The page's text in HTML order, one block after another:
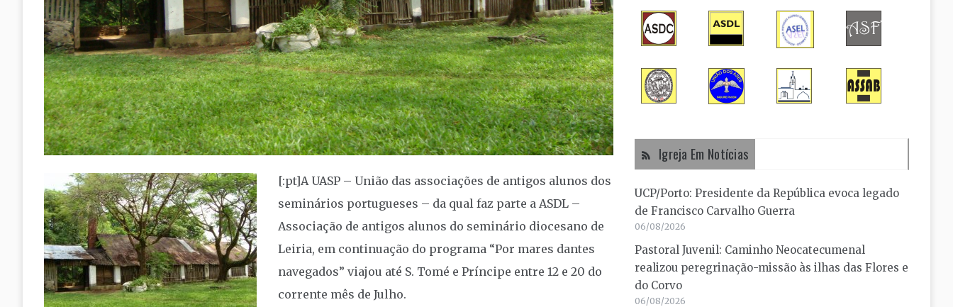
[:pt]A UASP – União das associações de antigos alunos dos
seminários portugueses – da qual faz parte a ASDL –
Associação de antigos alunos do seminário diocesano de
Leiria, em continuação do programa “Por mares dantes
navegados” viajou até S. Tomé e Príncipe entre 12 e 20 do
corrente mês de Julho.
Igreja Em Notícias
UCP/Porto: Presidente da República evoca legado
de Francisco Carvalho Guerra
06/08/2026
Pastoral Juvenil: Caminho Neocatecumenal
realizou peregrinação-missão às ilhas das Flores e
do Corvo
06/08/2026